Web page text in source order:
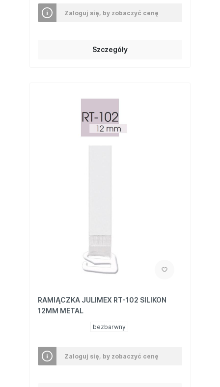
Zaloguj się, by zobaczyć cenę
Szczegóły
RAMIĄCZKA JULIMEX RT-102 SILIKON
12MM METAL
bezbarwny
Zaloguj się, by zobaczyć cenę